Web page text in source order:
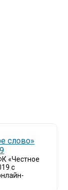
слово»
«Честное
с